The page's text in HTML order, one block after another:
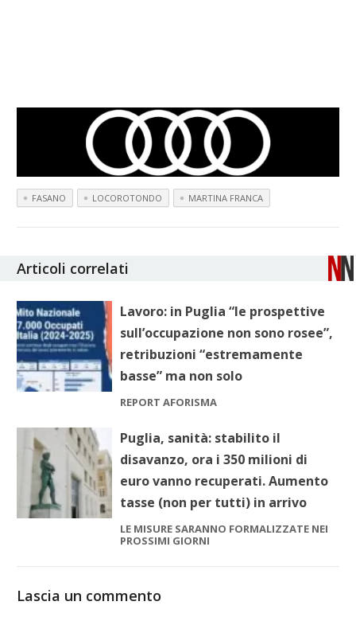
FASANO LOCOROTONDO MARTINA FRANCA
Articoli correlati
Lavoro: in Puglia “le prospettive
sull’occupazione non sono rosee”,
retribuzioni “estremamente
basse” ma non solo
REPORT AFORISMA
Puglia, sanità: stabilito il
disavanzo, ora i 350 milioni di
euro vanno recuperati. Aumento
tasse (non per tutti) in arrivo
LE MISURE SARANNO FORMALIZZATE NEI
PROSSIMI GIORNI
Lascia un commento